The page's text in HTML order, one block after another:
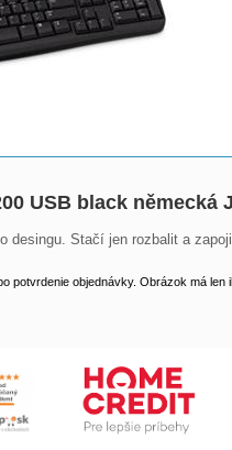
USB black německá
desingu. Stačí jen rozbalit a
potvrdenie objednávky. Obrázok má len